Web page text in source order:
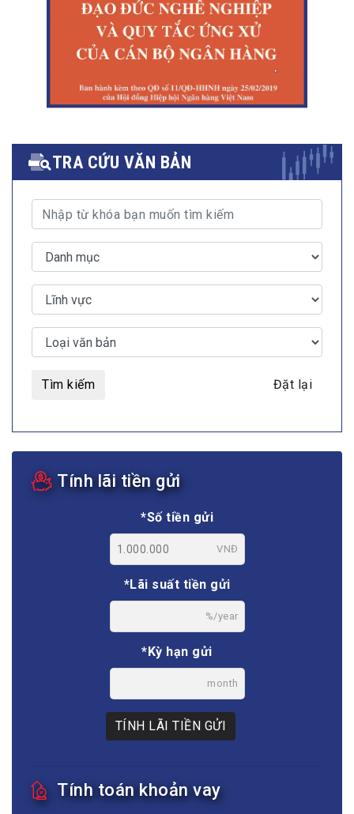
TRA CỨU VĂN BẢN
Tìm kiếm Đặt lại
Tính lãi tiền gửi
*Số tiền gửi
VNĐ
*Lãi suất tiền gửi
%/year
*Kỳ hạn gửi
month
TÍNH LÃI TIỀN GỬI
Tính toán khoản vay